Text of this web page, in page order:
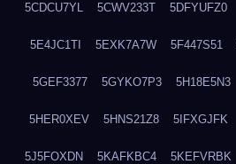
5CDCU7YL 5CWV233T 5DFYUFZ0
5E4JC1TI 5EXK7A7W 5F447S51
5GEF3377 5GYKO7P3 5H18E5N3
5HER0XEV 5HNS21Z8 5IFXGJFK
5J5FOXDN 5KAFKBC4 5KEFVRBK